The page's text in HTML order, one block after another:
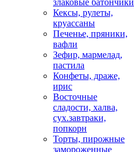
злаковые батончики
Кексы, рулеты,
круассаны
Печенье, пряники,
вафли
Зефир, мармелад,
пастила
Конфеты, драже,
ирис
Восточные
сладости, халва,
сух.завтраки,
попкорн
Торты, пирожные
замороженные